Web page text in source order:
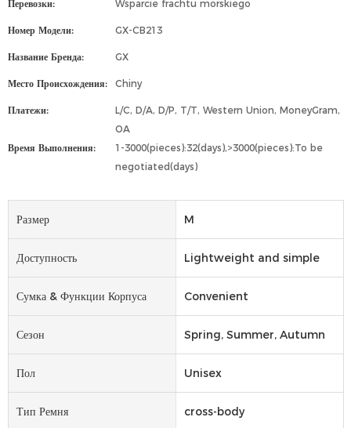
Перевозки: Wsparcie frachtu morskiego
Номер Модели: GX-CB213
Название Бренда: GX
Место Происхождения: Chiny
Платежи:
L/C, D/A, D/P, T/T, Western Union, MoneyGram,
OA
Время Выполнения:
1-3000(pieces):32(days),>3000(pieces):To be
negotiated(days)
Размер M
Доступность Lightweight and simple
Сумка & Функции Корпуса Convenient
Сезон Spring, Summer, Autumn
Пол Unisex
Тип Ремня cross-body